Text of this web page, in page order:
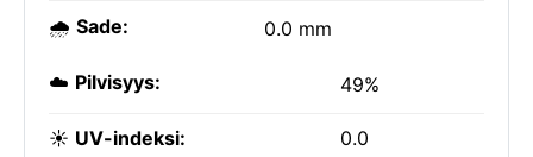
🌧️ Sade: 0.0 mm
☁️ Pilvisyys: 49%
☀️ UV-indeksi: 0.0